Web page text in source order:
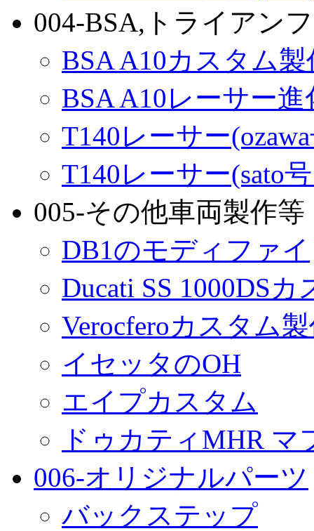
004-BSA,トライアンフ
BSA A10カスタム製
BSA A10レーサー進
T140レーサー
T140レーサー(sato
005-その他車両製作等
DB1のモディファイ
Ducati SS 1000DSカ
Verocferoカスタム
イセッタのOH
エイプカスタム
ドゥカティMHR マ
006-オリジナルパーツ
バックステップ